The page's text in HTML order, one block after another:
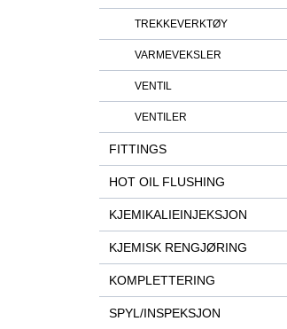
TREKKEVERKTØY
VARMEVEKSLER
VENTIL
VENTILER
FITTINGS
HOT OIL FLUSHING
KJEMIKALIEINJEKSJON
KJEMISK RENGJØRING
KOMPLETTERING
SPYL/INSPEKSJON